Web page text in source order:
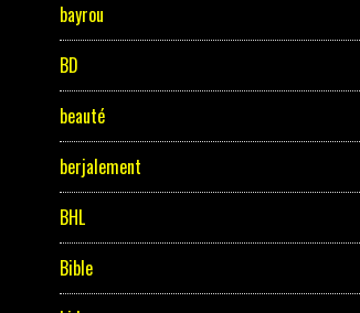
bayrou
BD
beauté
berjalement
BHL
Bible